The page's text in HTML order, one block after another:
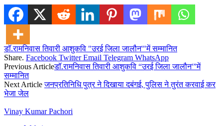
डॉ.रामनिवास तिवारी आशुकवि "उरई जिला जालौन'"में सम्मानित
Share. Facebook Twitter Email Telegram WhatsApp
Previous Articleडॉ.रामनिवास तिवारी आशुकवि “उरई जिला जालौन'”में
सम्मानित
Next Articleजनप्रतिनिधि पुत्र ने दिखाया दबंगई, पुलिस ने तुरंत करवाई कर
भेजा जेल
Vinay Kumar Pachori